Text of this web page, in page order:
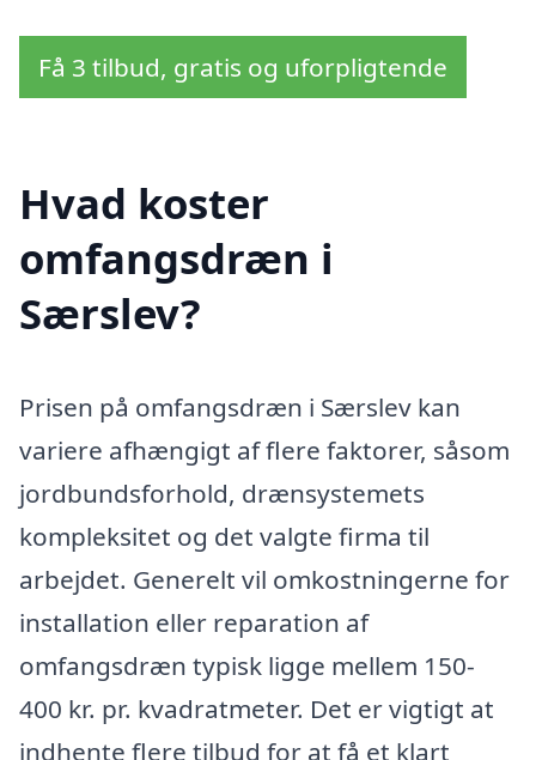
Få 3 tilbud, gratis og uforpligtende
Hvad koster
omfangsdræn i
Særslev?
Prisen på omfangsdræn i Særslev kan
variere afhængigt af flere faktorer, såsom
jordbundsforhold, drænsystemets
kompleksitet og det valgte firma til
arbejdet. Generelt vil omkostningerne for
installation eller reparation af
omfangsdræn typisk ligge mellem 150-
400 kr. pr. kvadratmeter. Det er vigtigt at
indhente flere tilbud for at få et klart